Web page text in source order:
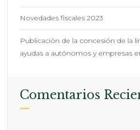
Novedades fiscales 2023
Publicación de la concesión de la
ayudas a autónomos y empresas
Comentarios